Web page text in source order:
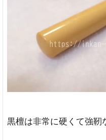
檀
印
鑑
の
購
ん
こ
黒檀は非常に硬くて強靭